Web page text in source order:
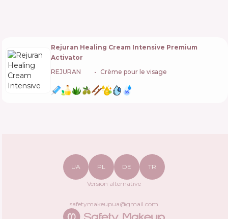
Rejuran Healing Cream Intensive Premium
Activator
REJURAN
Crème pour le visage
UA PL DE TR
Version alternative
safetymakeupua@gmail.com